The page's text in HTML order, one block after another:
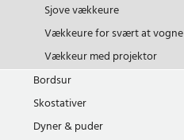
Sjove vækkeure
Vækkeure for svært at vogne
Vækkeur med projektor
Bordsur
Skostativer
Dyner & puder